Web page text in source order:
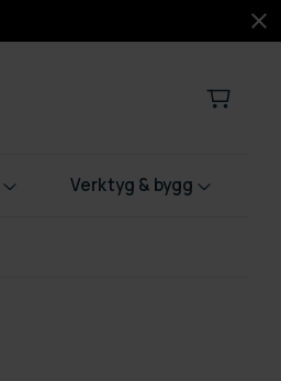
Verktyg & bygg